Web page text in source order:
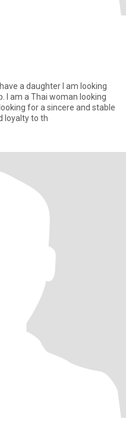
a daughter I am looking
I am a Thai woman looking
for a sincere and stable
loyalty to th